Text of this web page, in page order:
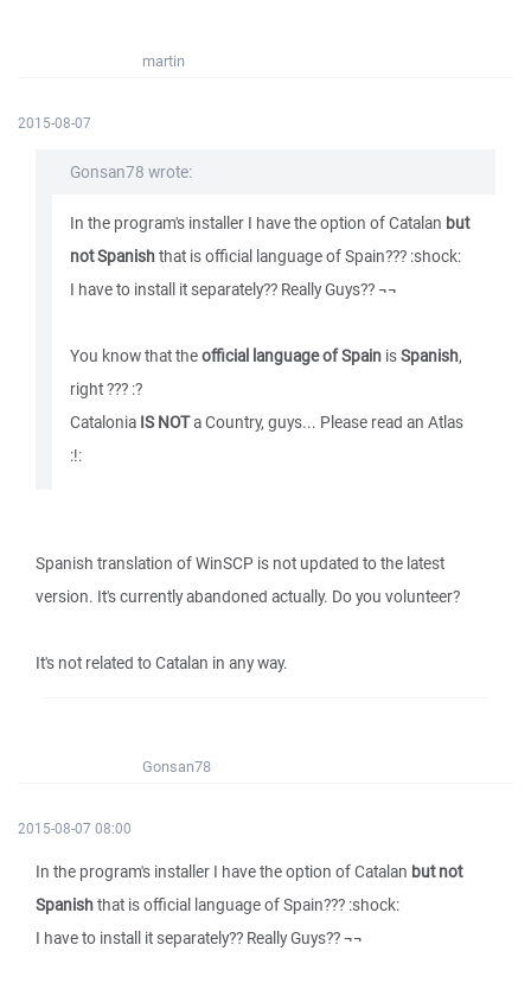
martin
2015-08-07
Gonsan78 wrote:
In the program's installer I have the option of Catalan but
not Spanishthat is official language of Spain??? :shock:
I have to install it separately?? Really Guys?? ¬¬
You know that theofficial language of Spain isSpanish,
right ??? :?
Catalonia IS NOTa Country, guys... Please read an Atlas
:!:
Spanish translation of WinSCP is not updated to the latest
version. It's currently abandoned actually. Do you volunteer?
It's not related to Catalan in any way.
Gonsan78
2015-08-07 08:00
In the program's installer I have the option of Catalan but not
Spanishthat is official language of Spain??? :shock:
I have to install it separately?? Really Guys?? ¬¬